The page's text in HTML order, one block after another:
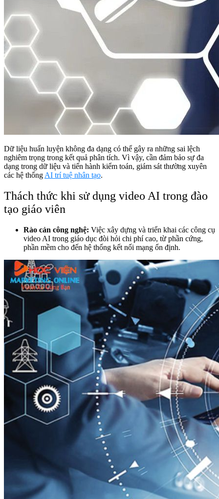
Dữ liệu huấn luyện không đa dạng có thể gây ra những sai lệch
nghiêm trọng trong kết quả phân tích. Vì vậy, cần đảm bảo sự đa
dạng trong dữ liệu và tiến hành kiểm toán, giám sát thường xuyên
các hệ thống AI trí tuệ nhân tạo.
Thách thức khi sử dụng video AI trong đào
tạo giáo viên
Rào cản công nghệ: Việc xây dựng và triển khai các công cụ
video AI trong giáo dục đòi hỏi chi phí cao, từ phần cứng,
phần mềm cho đến hệ thống kết nối mạng ổn định.